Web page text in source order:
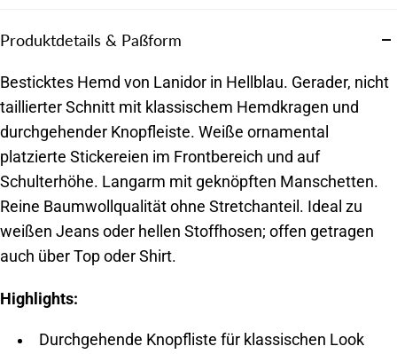
Produktdetails & Paßform
Besticktes Hemd von Lanidor in Hellblau. Gerader, nicht
taillierter Schnitt mit klassischem Hemdkragen und
durchgehender Knopfleiste. Weiße ornamental
platzierte Stickereien im Frontbereich und auf
Schulterhöhe. Langarm mit geknöpften Manschetten.
Reine Baumwollqualität ohne Stretchanteil. Ideal zu
weißen Jeans oder hellen Stoffhosen; offen getragen
auch über Top oder Shirt.
Highlights:
Durchgehende Knopfliste für klassischen Look